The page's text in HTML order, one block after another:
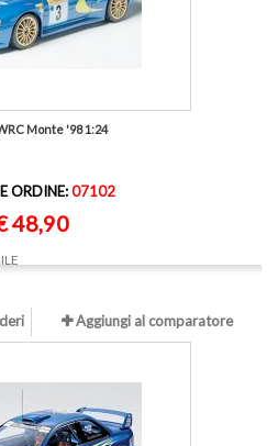
Monte '98 1:24
ORDINE:07102
48,90
Aggiungi al comparatore